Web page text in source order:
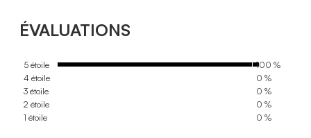
ÉVALUATIONS
5 étoile
100 %
4 étoile
0 %
3 étoile
0 %
2 étoile
0 %
1 étoile
0 %